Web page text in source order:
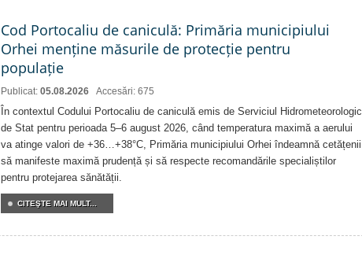
Cod Portocaliu de caniculă: Primăria municipiului
Orhei menține măsurile de protecție pentru
populație
Publicat: 05.08.2026 Accesări: 675
În contextul Codului Portocaliu de caniculă emis de Serviciul Hidrometeorologic
de Stat pentru perioada 5–6 august 2026, când temperatura maximă a aerului
va atinge valori de +36…+38°C, Primăria municipiului Orhei îndeamnă cetățenii
să manifeste maximă prudență și să respecte recomandările specialiștilor
pentru protejarea sănătății.
CITEŞTE MAI MULT...